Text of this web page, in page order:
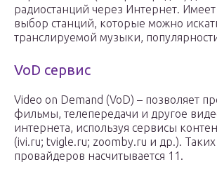
радиостанций через Интернет.
выбор станций, которые можно
транслируемой музыки,
VoD сервис
Video on Demand (VoD) – позволяет
фильмы, телепередачи и другое
интернета, используя сервисы
(ivi.ru; tvigle.ru; zoomby.ru и др.).
провайдеров насчитывается 11.